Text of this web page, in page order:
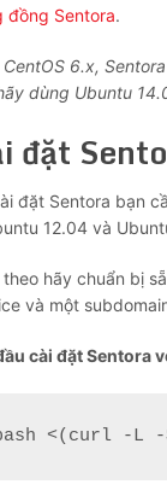
đồng Sentora.
CentOS 6.x,
dùng Ubuntu
đặt
đặt Sentora bạn
12.04 và
hãy chuẩn bị
và một
cài đặt Sentora
<(curl -L